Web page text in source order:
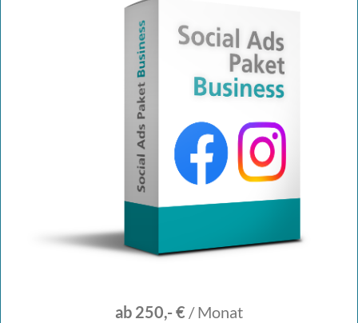
ab 250,- € / Monat